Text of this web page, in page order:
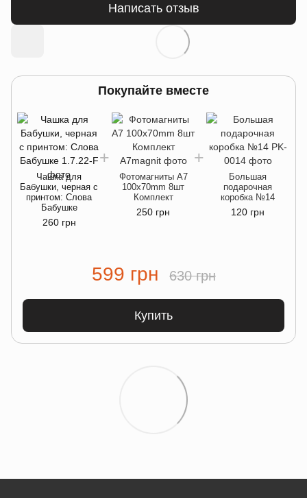
Написать отзыв
Покупайте вместе
Чашка для
Бабушки, черная с
принтом: Слова
Бабушке
260 грн
Фотомагниты A7
100x70mm 8шт
Комплект
250 грн
Большая
подарочная
коробка №14
120 грн
599 грн 630 грн
Купить